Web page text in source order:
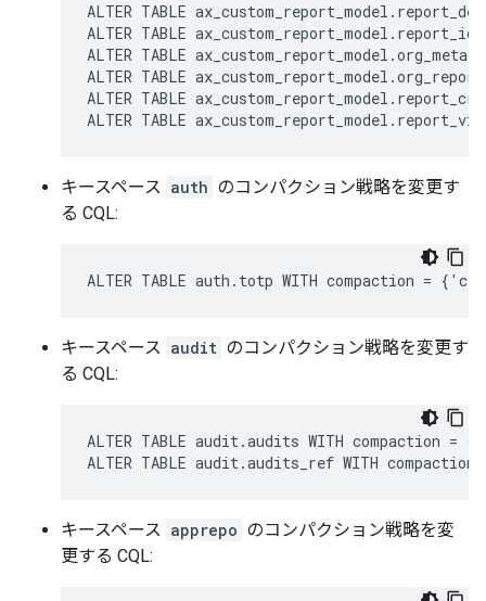
ALTER TABLE
ALTER TABLE
ALTER TABLE
ALTER TABLE
ALTER TABLE
ALTER TABLE
キースペース auth のコンパクション戦略を変更す
る CQL:
ALTER TABLE auth.totp WITH compaction =
キースペース audit のコンパクション戦略を変更す
る CQL:
ALTER TABLE audit.audits WITH compaction
ALTER TABLE audit.audits_ref WITH
キースペース apprepo のコンパクション戦略を変
更する CQL: